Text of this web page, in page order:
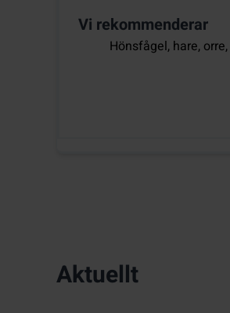
Vi rekommenderar
Hönsfågel, hare,
Aktuellt